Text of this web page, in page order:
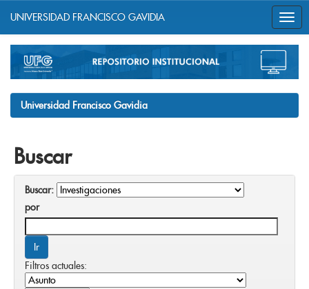
navigation
UNIVERSIDAD FRANCISCO GAVIDIA
Universidad Francisco Gavidia
Buscar
Buscar:
por
Filtros actuales: